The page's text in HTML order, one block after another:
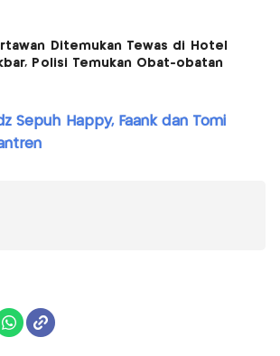
Ditemukan Tewas di Hotel
Polisi Temukan Obat-obatan
Sepuh Happy, Faank dan Tomi